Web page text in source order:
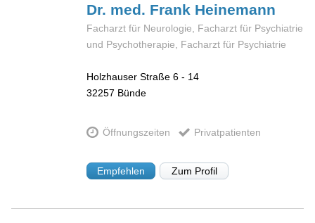
Dr. med. Frank Heinemann
Facharzt für Neurologie, Facharzt für Psychiatrie
und Psychotherapie, Facharzt für Psychiatrie
Holzhauser Straße 6 - 14
32257 Bünde
Öffnungszeiten Privatpatienten
Empfehlen Zum Profil